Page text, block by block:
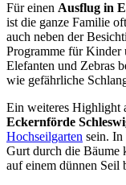
Für einen Ausflug in
ist die ganze Familie
auch neben der
Programme für Kinder
Elefanten und Zebras
wie gefährliche
Ein weiteres Highlight
Eckernförde
Hochseilgarten sein. In
Gurt durch die Bäume
auf einem dünnen Seil